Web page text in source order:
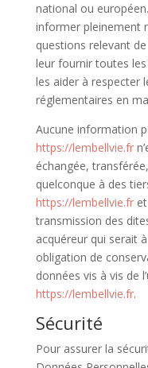
national ou
informer pleinement
questions relevant
leur fournir toutes
les aider à respecter
réglementaires en
Aucune information
https://lembellvie.fr
échangée,
quelconque à des
https://lembellvie.fret
transmission des
acquéreur qui serait
obligation de
données vis à vis de
https://lembellvie.fr.
Sécurité
Pour assurer la